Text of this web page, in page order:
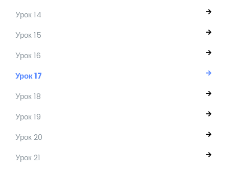
Урок 14
Урок 15
Урок 16
Урок 17
Урок 18
Урок 19
Урок 20
Урок 21